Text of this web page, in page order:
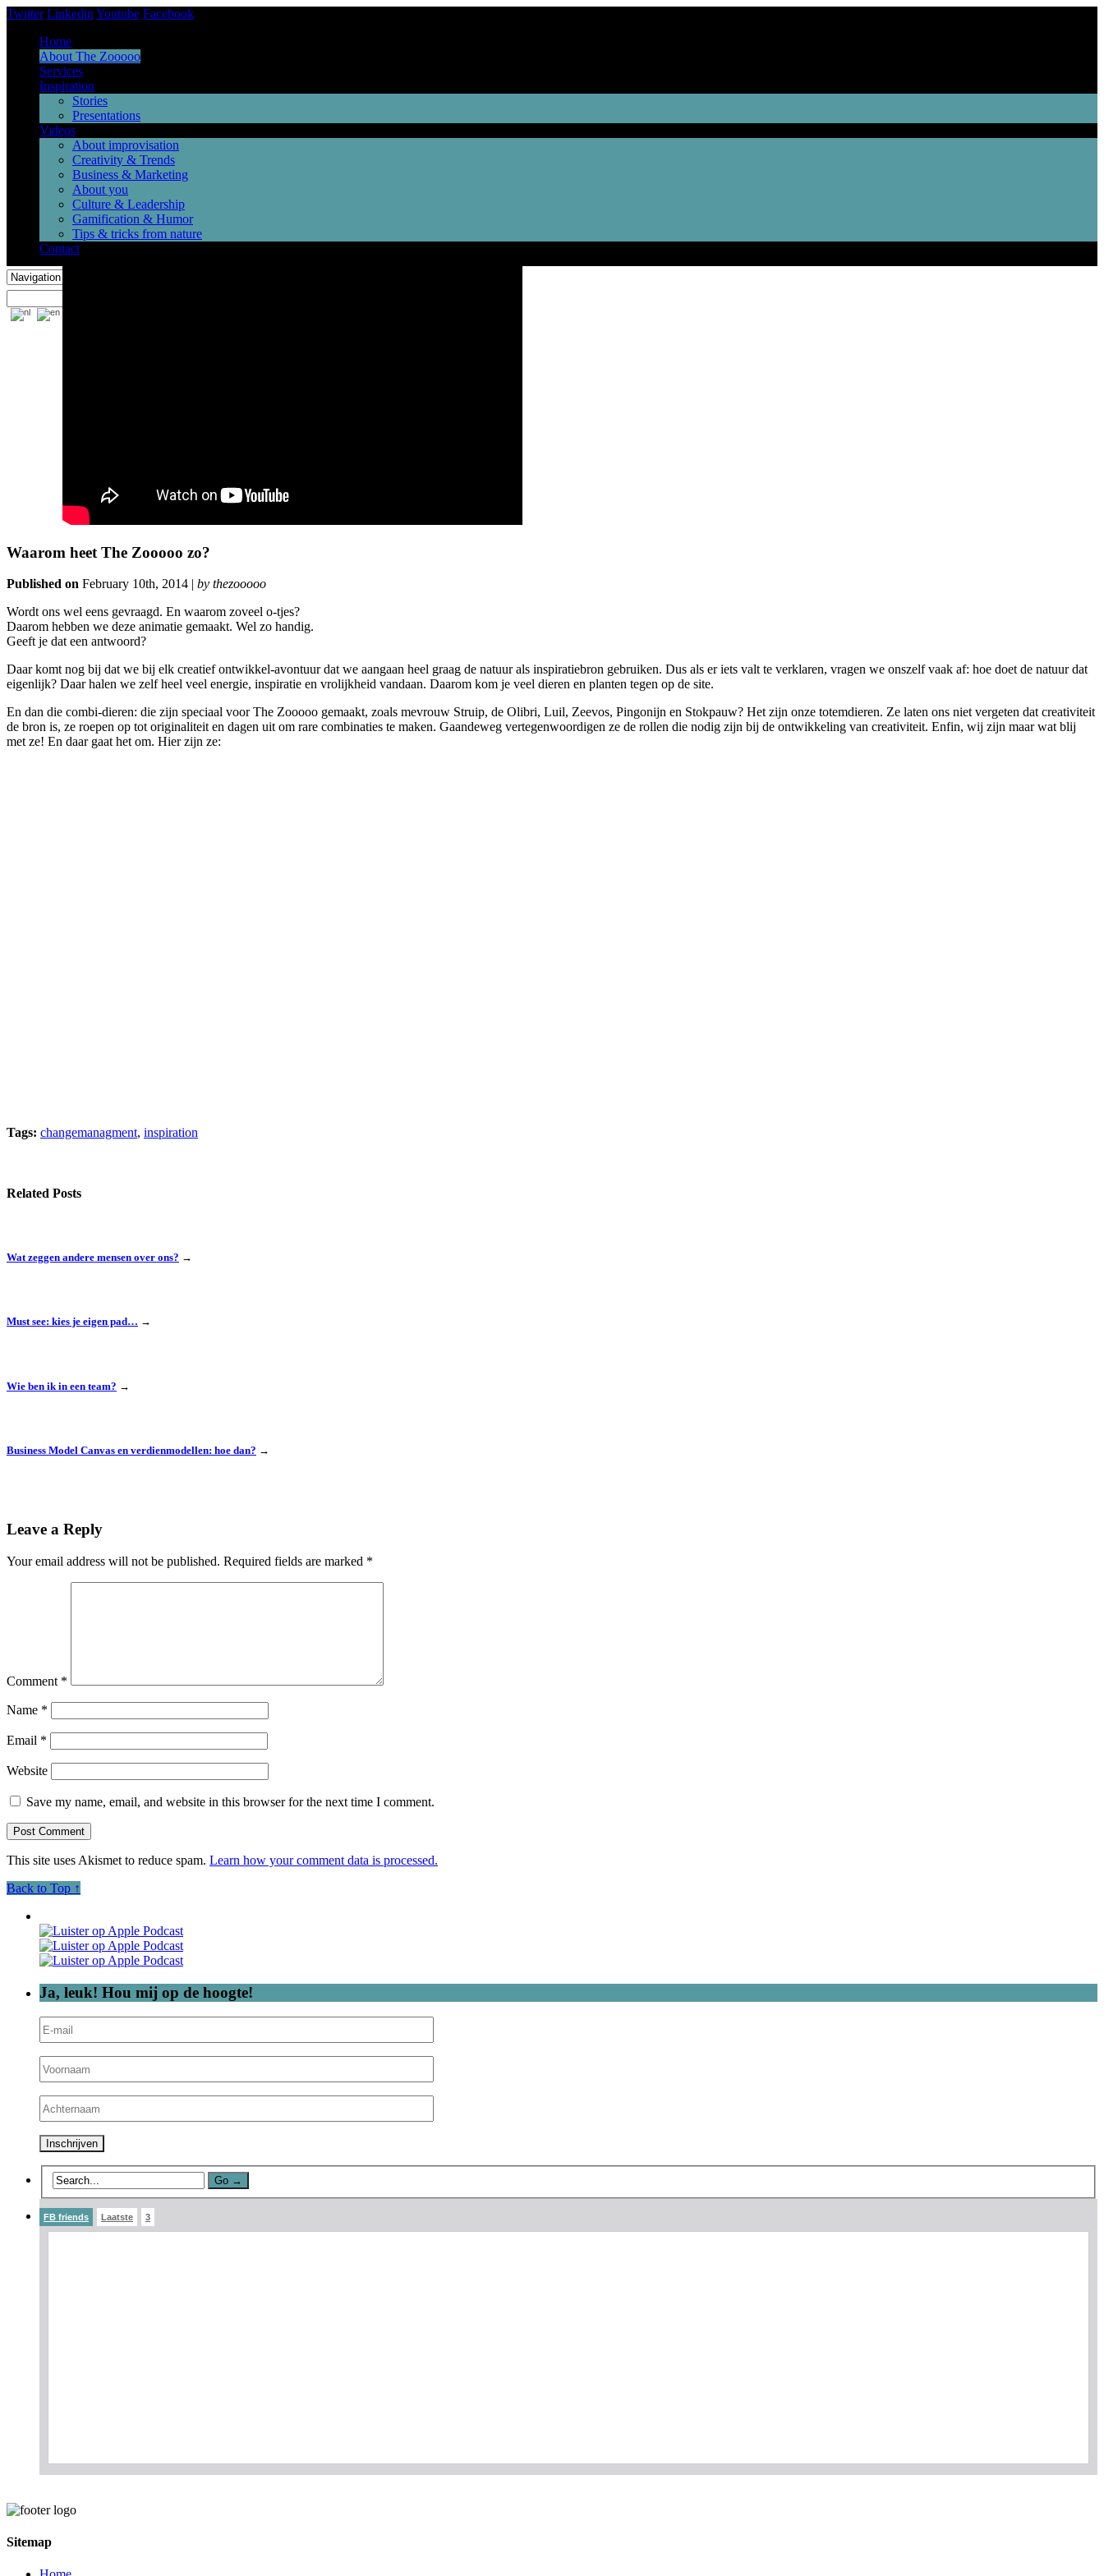
Twitter Linkedin Youtube Facebook
Home
About The Zooooo
Services
Inspiration
Stories
Presentations
Videos
About improvisation
Creativity & Trends
Business & Marketing
About you
Culture & Leadership
Gamification & Humor
Tips & tricks from nature
Contact
Waarom heet The Zooooo zo?
Published on February 10th, 2014 | by thezooooo
Wordt ons wel eens gevraagd. En waarom zoveel o-tjes?
Daarom hebben we deze animatie gemaakt. Wel zo handig.
Geeft je dat een antwoord?
Daar komt nog bij dat we bij elk creatief ontwikkel-avontuur dat we aangaan heel graag de natuur als inspiratiebron gebruiken. Dus als er iets valt te verklaren, vragen we onszelf vaak af: hoe doet de natuur dat
eigenlijk? Daar halen we zelf heel veel energie, inspiratie en vrolijkheid vandaan. Daarom kom je veel dieren en planten tegen op de site.
En dan die combi-dieren: die zijn speciaal voor The Zooooo gemaakt, zoals mevrouw Struip, de Olibri, Luil, Zeevos, Pingonijn en Stokpauw? Het zijn onze totemdieren. Ze laten ons niet vergeten dat creativiteit
de bron is, ze roepen op tot originaliteit en dagen uit om rare combinaties te maken. Gaandeweg vertegenwoordigen ze de rollen die nodig zijn bij de ontwikkeling van creativiteit. Enfin, wij zijn maar wat blij
met ze! En daar gaat het om. Hier zijn ze:
Tags: changemanagment, inspiration
Related Posts
Wat zeggen andere mensen over ons? →
Must see: kies je eigen pad… →
Wie ben ik in een team? →
Business Model Canvas en verdienmodellen: hoe dan? →
Leave a Reply
Your email address will not be published. Required fields are marked *
Comment *
Name *
Email *
Website
Save my name, email, and website in this browser for the next time I comment.
This site uses Akismet to reduce spam. Learn how your comment data is processed.
Back to Top ↑
Ja, leuk! Hou mij op de hoogte!
FB friends Laatste 3
Sitemap